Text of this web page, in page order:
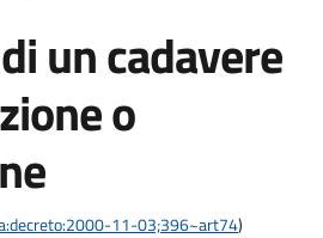
un cadavere
o
11-03;396~art74)